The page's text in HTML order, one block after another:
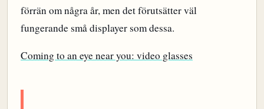
förrän om några år, men det förutsätter väl
fungerande små displayer som dessa.
Coming to an eye near you: video glasses